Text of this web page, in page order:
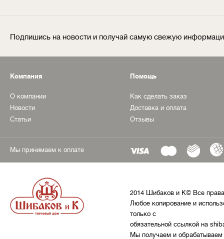
Подпишись на новости и получай самую свежую
Компания
О компании
Новости
Статьи
Помощь
Как сделать заказ
Доставка и оплата
Отзывы
Мы принимаем к оплате
2014 Шибаков и К© Все
Любое копирование и
только с
обязательной ссылкой на
Мы получаем и обрабатываем